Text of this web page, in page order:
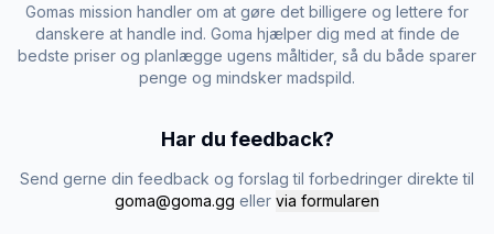
Gomas mission handler om at gøre det billigere og lettere for
danskere at handle ind. Goma hjælper dig med at finde de
bedste priser og planlægge ugens måltider, så du både sparer
penge og mindsker madspild.
Har du feedback?
Send gerne din feedback og forslag til forbedringer direkte til
goma@goma.gg eller via formularen